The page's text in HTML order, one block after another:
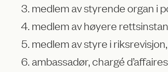
medlem av styrende organ i
medlem av høyere
medlem av styre i
ambassadør, chargé